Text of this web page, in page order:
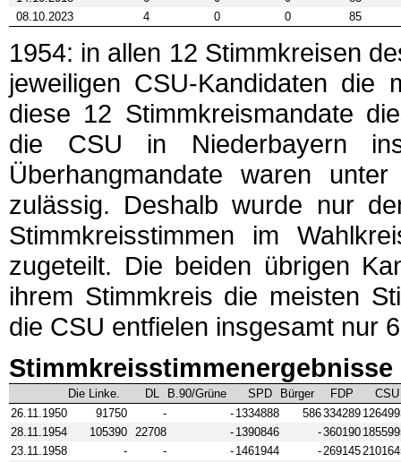
08.10.2023
4 0 0 85
1954: in allen 12 Stimmkreisen
jeweiligen CSU-Kandidaten die
diese 12 Stimmkreismandate
die CSU in Niederbayern
Überhangmandate waren
zulässig. Deshalb wurde nur
Stimmkreisstimmen im
zugeteilt. Die beiden übrigen
ihrem Stimmkreis die meisten
die CSU entfielen insgesamt nur
Die Linke. DL B.90/Grüne SPD Bürger FDP
CSU
26.11.1950
91750 - - 1334888 586334289
28.11.1954
105390 22708 - 1390846 -360190
23.11.1958
- - - 1461944 -269145